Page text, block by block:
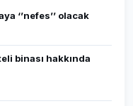
‘’nefes’’ olacak
binası hakkında